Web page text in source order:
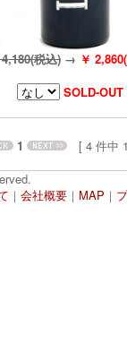
税込)→ ￥
SOLD-OUT
1
[ 4 件中
｜ 会社概要 ｜ MAP ｜